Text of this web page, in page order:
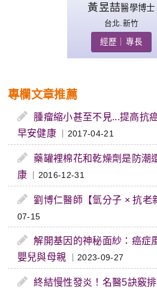
黃昱喆醫學博士
台北.新竹
經歷｜專長
專欄文章推薦
腫瘤縮小甚至不見...提高抗
早安健康
｜2017-04-21
藥罐裡棉花和乾燥劑是防潮
康
｜2016-12-31
劉博仁醫師【氫分子 × 抗老
07-15
解開基因的神秘面紗：癌症
嬰兒與母親
｜2023-09-27
終結慢性發炎！名醫5訣竅